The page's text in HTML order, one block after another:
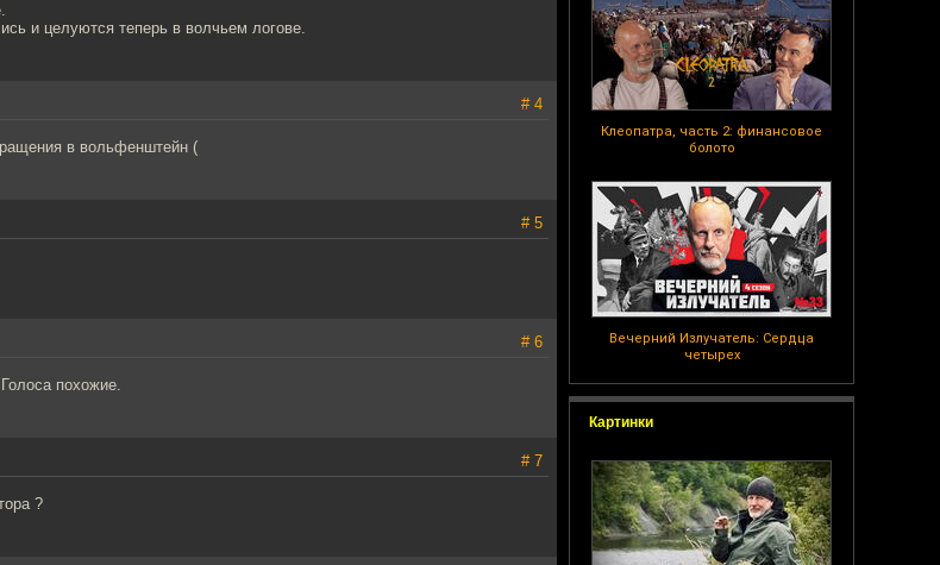
Клеопатра, часть 2: финансовое
болото
Вечерний Излучатель: Сердца
четырех
Картинки
и целуются теперь в волчьем логове.
# 4
в вольфенштейн (
# 5
# 6
похожие.
# 7
?